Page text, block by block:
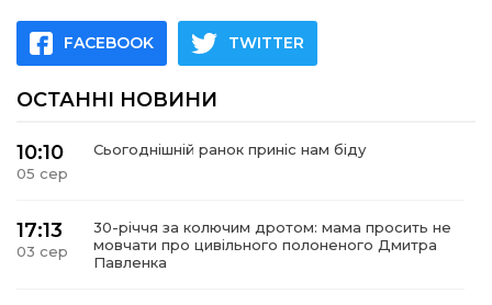
FACEBOOK TWITTER
ОСТАННІ НОВИНИ
10:10
05 сер
Сьогоднішній ранок приніс нам біду
17:13
03 сер
30-річчя за колючим дротом: мама просить не
мовчати про цивільного полоненого Дмитра
Павленка